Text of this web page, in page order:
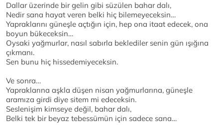
Dallar üzerinde bir gelin gibi süzülen bahar dalı,
Nedir sana hayat veren belki hiç bilemeyeceksin…
Yapraklarını güneşle açtığın için, hep ona itaat edecek, ona
boyun bükeceksin…
Oysaki yağmurlar, nasıl sabırla beklediler senin gün ışığına
çıkmanı.
Sen bunu hiç hissedemiyeceksin.
Ve sonra…
Yapraklarına aşkla düşen nisan yağmurlarına, güneşle
aramıza girdi diye sitem mi edeceksin.
Seslenişim kimseye değil, bahar dalı,
Belki tek bir beyaz tebessümün için sadece sana…